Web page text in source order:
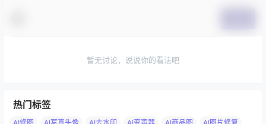
暂无讨论，说说你的看法吧
热门标签